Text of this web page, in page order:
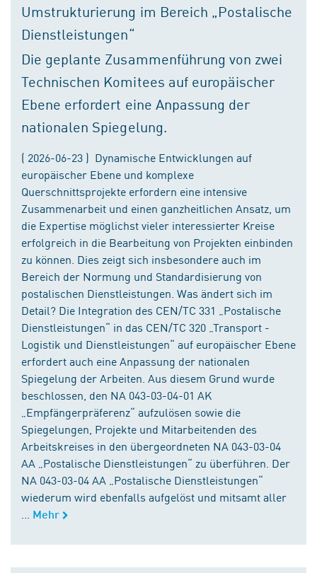
Umstrukturierung im Bereich „Postalische
Dienstleistungen“
Die geplante Zusammenführung von zwei
Technischen Komitees auf europäischer
Ebene erfordert eine Anpassung der
nationalen Spiegelung.
( 2026-06-23 ) Dynamische Entwicklungen auf
europäischer Ebene und komplexe
Querschnittsprojekte erfordern eine intensive
Zusammenarbeit und einen ganzheitlichen Ansatz, um
die Expertise möglichst vieler interessierter Kreise
erfolgreich in die Bearbeitung von Projekten einbinden
zu können. Dies zeigt sich insbesondere auch im
Bereich der Normung und Standardisierung von
postalischen Dienstleistungen. Was ändert sich im
Detail? Die Integration des CEN/TC 331 „Postalische
Dienstleistungen“ in das CEN/TC 320 „Transport -
Logistik und Dienstleistungen“ auf europäischer Ebene
erfordert auch eine Anpassung der nationalen
Spiegelung der Arbeiten. Aus diesem Grund wurde
beschlossen, den NA 043-03-04-01 AK
„Empfängerpräferenz“ aufzulösen sowie die
Spiegelungen, Projekte und Mitarbeitenden des
Arbeitskreises in den übergeordneten NA 043-03-04
AA „Postalische Dienstleistungen“ zu überführen. Der
NA 043-03-04 AA „Postalische Dienstleistungen“
wiederum wird ebenfalls aufgelöst und mitsamt aller
Mehr